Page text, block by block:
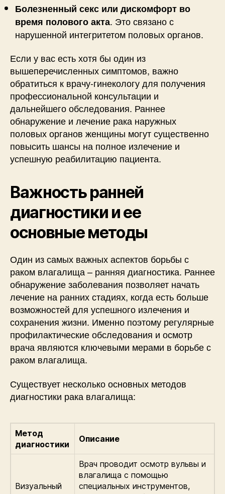
Болезненный секс или дискомфорт во
время полового акта. Это связано с
нарушенной интегритетом половых органов.
Если у вас есть хотя бы один из
вышеперечисленных симптомов, важно
обратиться к врачу-гинекологу для получения
профессиональной консультации и
дальнейшего обследования. Раннее
обнаружение и лечение рака наружных
половых органов женщины могут существенно
повысить шансы на полное излечение и
успешную реабилитацию пациента.
Важность ранней
диагностики и ее
основные методы
Один из самых важных аспектов борьбы с
раком влагалища – ранняя диагностика. Раннее
обнаружение заболевания позволяет начать
лечение на ранних стадиях, когда есть больше
возможностей для успешного излечения и
сохранения жизни. Именно поэтому регулярные
профилактические обследования и осмотр
врача являются ключевыми мерами в борьбе с
раком влагалища.
Существует несколько основных методов
диагностики рака влагалища:
Метод
диагностики
Описание
Визуальный
Врач проводит осмотр вульвы и
влагалища с помощью
специальных инструментов,